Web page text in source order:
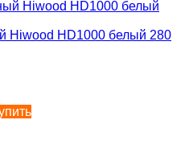
Hiwood HD1000 белый 280